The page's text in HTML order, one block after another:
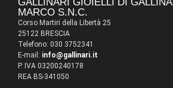
MARCO S.N.C.
Corso Martiri della Libertà 25
25122 BRESCIA
Telefono: 030 3752341
E-mail: info@gallinari.it
P. IVA 03200240178
REA BS-341050